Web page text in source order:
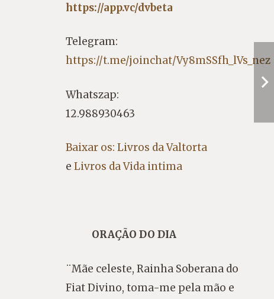
https://app.vc/dvbeta
Telegram:
https://t.me/joinchat/Vy8mSSfh_lVs_nez
Whatszap:
12.988930463
Baixar os: Livros da Valtorta
e Livros da Vida intima
ORAÇÃO DO DIA
¨Mãe celeste, Rainha Soberana do
Fiat Divino, toma-me pela mão e